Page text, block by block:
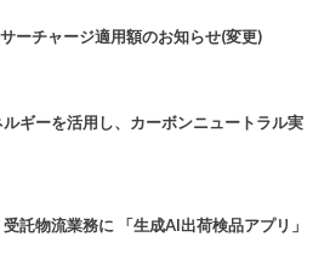
チャージ適用額のお知らせ(変更)
ギーを活用し、カーボンニュートラル実
託物流業務に 「生成AI出荷検品アプリ」